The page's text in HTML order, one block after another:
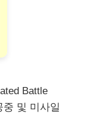
Battle
중 및 미사일